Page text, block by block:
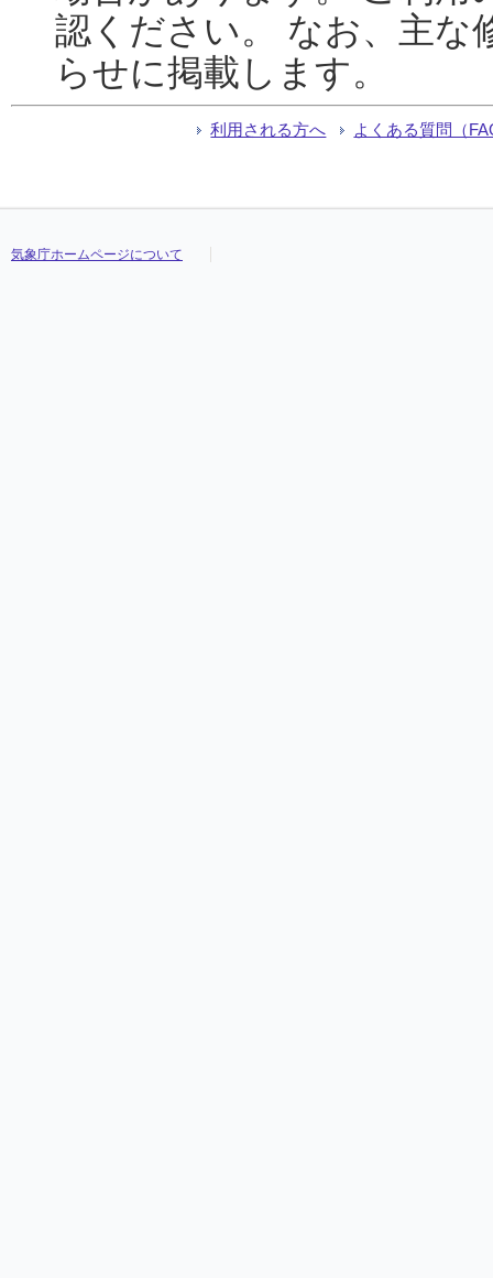
認ください。 なお、主な
らせに掲載します。
利用される方へ よくある質問（
気象庁ホームページについて